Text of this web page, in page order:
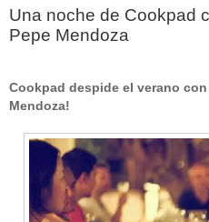
Una noche de Cookpad
Pepe Mendoza
Cookpad despide el verano
Mendoza!